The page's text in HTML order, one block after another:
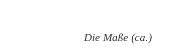
Die Maße (ca.)